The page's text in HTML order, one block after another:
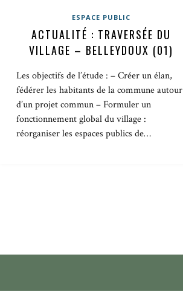
ESPACE PUBLIC
ACTUALITÉ : TRAVERSÉE DU
VILLAGE – BELLEYDOUX (01)
Les objectifs de l’étude : – Créer un élan,
fédérer les habitants de la commune autour
d’un projet commun – Formuler un
fonctionnement global du village :
réorganiser les espaces publics de…